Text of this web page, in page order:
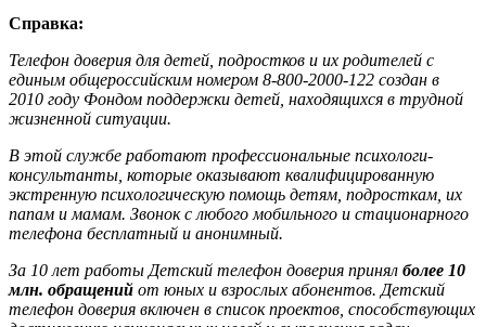
Справка:
Телефон доверия для детей, подростков и их родителей с
единым общероссийским номером 8-800-2000-122 создан в
2010 году Фондом поддержки детей, находящихся в трудной
жизненной ситуации.
В этой службе работают профессиональные психологи-
консультанты, которые оказывают квалифицированную
экстренную психологическую помощь детям, подросткам, их
папам и мамам. Звонок с любого мобильного и стационарного
телефона бесплатный и анонимный.
За 10 лет работы Детский телефон доверия принял более 10
млн. обращений от юных и взрослых абонентов. Детский
телефон доверия включен в список проектов, способствующих